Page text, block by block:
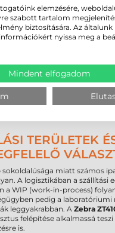
ZT410
közepes
termál transzfer
203 dpi
200 mm
76 mm
Ethernet
TERÜLETEK
sokoldalúsága miatt számos
A logisztikában a szállítási
a WIP (work-in-process)
pedig a
leggyakrabban. A Zebra
felépítése alkalmassá
is.
elemzésére,
szabott tartalom
biztosítására. Az általunk
nyissa meg a
Mindent elfogadom